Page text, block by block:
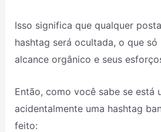
Isso significa que qualquer
hashtag será ocultada, o que só
alcance orgânico e seus
Então, como você sabe se está
acidentalmente uma hashtag
feito: